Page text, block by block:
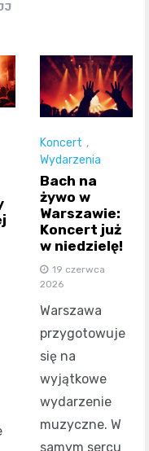
Koncert ,
Wydarzenia
Bach na
żywo w
Warszawie:
Koncert już
w niedzielę!
19 czerwca
2026
Warszawa
przygotowuje
się na
wyjątkowe
wydarzenie
muzyczne. W
samym sercu